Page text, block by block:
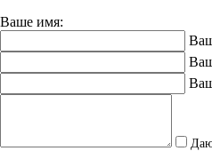
Ваше имя:
Даю